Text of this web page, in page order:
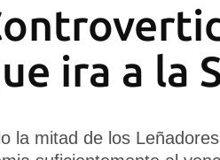
ira a la
la mitad de los